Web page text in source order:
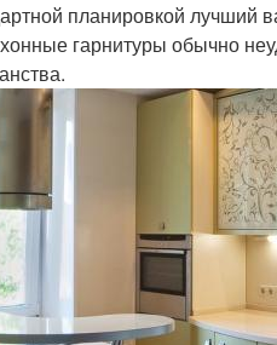
планировкой лучший
гарнитуры обычно